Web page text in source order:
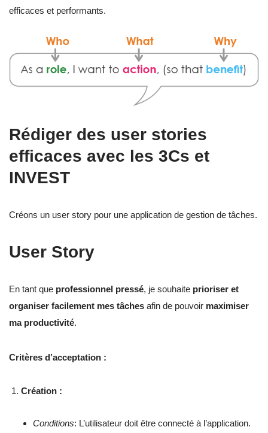
efficaces et performants.
Rédiger des user stories
efficaces avec les 3Cs et
INVEST
Créons un user story pour une application de gestion de tâches.
User Story
En tant que professionnel pressé, je souhaite prioriser et
organiser facilement mes tâches afin de pouvoir maximiser
ma productivité.
Critères d’acceptation :
Création :
Conditions: L’utilisateur doit être connecté à l’application.